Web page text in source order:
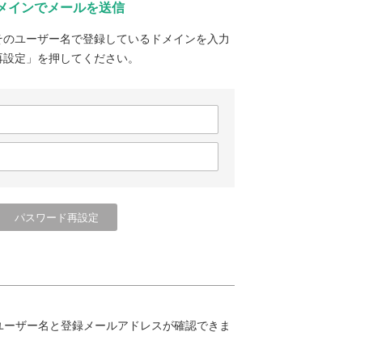
インでメールを送信
ユーザー名で登録しているドメインを入力
定」を押してください。
ザー名と登録メールアドレスが確認できま